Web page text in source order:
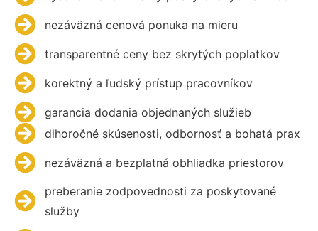
nezáväzná cenová ponuka na mieru
transparentné ceny bez skrytých poplatkov
korektný a ľudský prístup pracovníkov
garancia dodania objednaných služieb
dlhoročné skúsenosti, odbornosť a bohatá prax
nezáväzná a bezplatná obhliadka priestorov
preberanie zodpovednosti za poskytované
služby